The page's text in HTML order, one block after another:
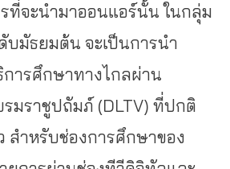
ที่จะนำมาออนแอร์นั้น ในกลุ่ม
บมัธยมต้น จะเป็นการนำ
ารศึกษาทางไกลผ่าน
รมราชูปถัมภ์ (DLTV) ที่ปกติ
สำหรับช่องการศึกษาของ